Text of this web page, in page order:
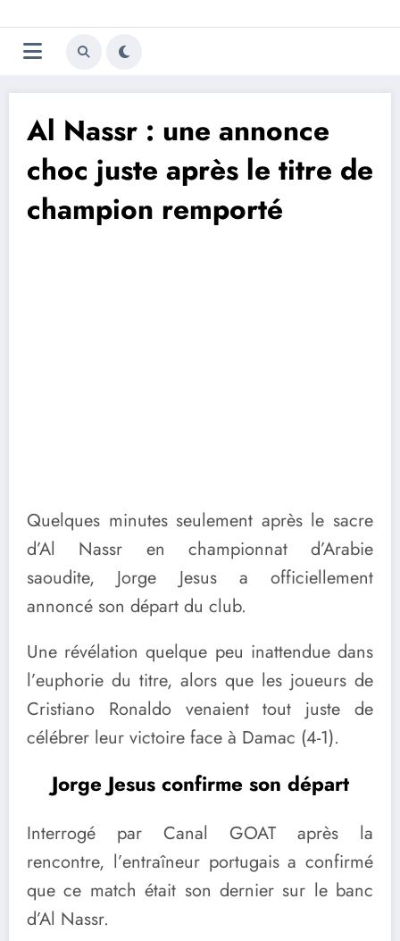
au
contenu
Trivela
L'actualité du football
Al Nassr : une annonce
choc juste après le titre de
champion remporté
Quelques minutes seulement après le sacre
d’Al Nassr en championnat d’Arabie
saoudite, Jorge Jesus a officiellement
annoncé son départ du club.
Une révélation quelque peu inattendue dans
l’euphorie du titre, alors que les joueurs de
Cristiano Ronaldo venaient tout juste de
célébrer leur victoire face à Damac (4-1).
Jorge Jesus confirme son départ
Interrogé par Canal GOAT après la
rencontre, l’entraîneur portugais a confirmé
que ce match était son dernier sur le banc
d’Al Nassr.